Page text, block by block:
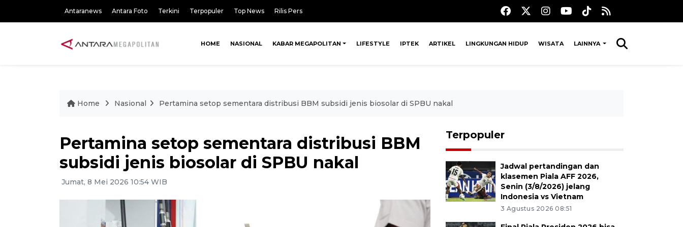
Antaranews Antara Foto Terkini Terpopuler Top News Rilis Pers
HOME NASIONAL KABAR MEGAPOLITAN LIFESTYLE IPTEK ARTIKEL LINGKUNGAN HIDUP WISATA LAINNYA
Home Nasional Pertamina setop sementara distribusi BBM subsidi jenis biosolar di SPBU nakal
Pertamina setop sementara distribusi BBM
subsidi jenis biosolar di SPBU nakal
Jumat, 8 Mei 2026 10:54 WIB
Terpopuler
Jadwal pertandingan dan
klasemen Piala AFF 2026,
Senin (3/8/2026) jelang
Indonesia vs Vietnam
3 Agustus 2026 08:51